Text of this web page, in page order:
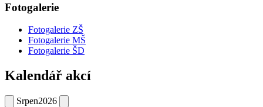
Fotogalerie
Fotogalerie ZŠ
Fotogalerie MŠ
Fotogalerie ŠD
Kalendář akcí
Srpen2026